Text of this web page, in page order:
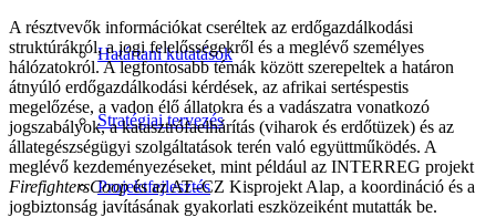
Határtani kutatások
Stratégiai tervezés
Projektfejlesztés
A résztvevők információkat cseréltek az erdőgazdálkodási
struktúrákról, a jogi felelősségekről és a meglévő személyes
hálózatokról. A legfontosabb témák között szerepeltek a határon
átnyúló erdőgazdálkodási kérdések, az afrikai sertéspestis
megelőzése, a vadon élő állatokra és a vadászatra vonatkozó
jogszabályok, a katasztrófaelhárítás (viharok és erdőtüzek) és az
állategészségügyi szolgáltatások terén való együttműködés. A
meglévő kezdeményezéseket, mint például az INTERREG projekt
FirefightersCoopés az AT–CZ Kisprojekt Alap, a koordináció és a
jogbiztonság javításának gyakorlati eszközeiként mutatták be.